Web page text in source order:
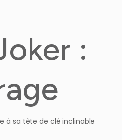
:
à sa tête de clé inclinable